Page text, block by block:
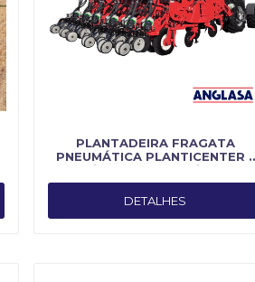
PLANTADEIRA FRAGATA
PNEUMÁTICA PLANTICENTER -
Fabricado por Planti Center
DETALHES